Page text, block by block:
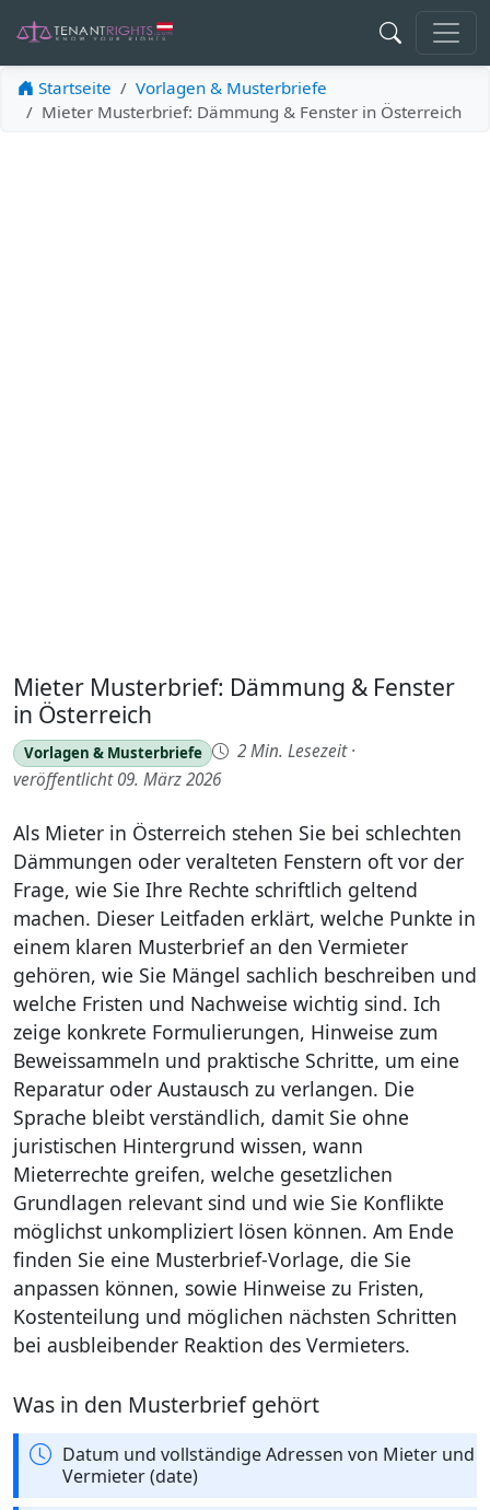
Startseite
Vorlagen & Musterbriefe
Mieter Musterbrief: Dämmung & Fenster in Österreich
Mieter Musterbrief: Dämmung & Fenster
in Österreich
Vorlagen & Musterbriefe 2 Min. Lesezeit ·
veröffentlicht 09. März 2026
Als Mieter in Österreich stehen Sie bei schlechten
Dämmungen oder veralteten Fenstern oft vor der
Frage, wie Sie Ihre Rechte schriftlich geltend
machen. Dieser Leitfaden erklärt, welche Punkte in
einem klaren Musterbrief an den Vermieter
gehören, wie Sie Mängel sachlich beschreiben und
welche Fristen und Nachweise wichtig sind. Ich
zeige konkrete Formulierungen, Hinweise zum
Beweissammeln und praktische Schritte, um eine
Reparatur oder Austausch zu verlangen. Die
Sprache bleibt verständlich, damit Sie ohne
juristischen Hintergrund wissen, wann
Mieterrechte greifen, welche gesetzlichen
Grundlagen relevant sind und wie Sie Konflikte
möglichst unkompliziert lösen können. Am Ende
finden Sie eine Musterbrief-Vorlage, die Sie
anpassen können, sowie Hinweise zu Fristen,
Kostenteilung und möglichen nächsten Schritten
bei ausbleibender Reaktion des Vermieters.
Was in den Musterbrief gehört
Datum und vollständige Adressen von Mieter und
Vermieter (date)